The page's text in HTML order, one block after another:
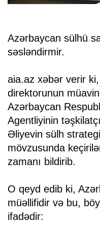
Azərbaycan sülhü
səsləndirmir.
aia.az xəbər verir ki,
direktorunun
Azərbaycan
Agentliyinin
Əliyevin sülh
mövzusunda
zamanı bildirib.
O qeyd edib ki,
müəllifidir və bu,
ifadədir: